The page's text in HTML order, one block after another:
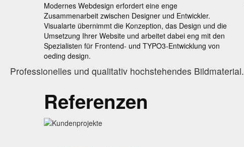
Modernes Webdesign erfordert eine enge
Zusammenarbeit zwischen Designer und Entwickler.
Visualarte übernimmt die Konzeption, das Design und die
Umsetzung Ihrer Website und arbeitet dabei eng mit den
Spezialisten für Frontend- und TYPO3-Entwicklung von
oeding design.
Professionelles und qualitativ hochstehendes Bildmaterial.
Referenzen